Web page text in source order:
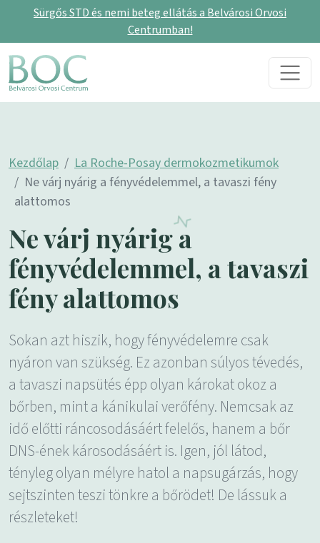
Sürgős STD és nemi beteg ellátás a Belvárosi Orvosi
Centrumban!
Skip to content
Main Navigation
Kezdőlap
La Roche-Posay dermokozmetikumok
Ne várj nyárig a fényvédelemmel, a tavaszi fény
alattomos
Ne várj nyárig a
fényvédelemmel, a tavaszi
fény alattomos
Sokan azt hiszik, hogy fényvédelemre csak
nyáron van szükség. Ez azonban súlyos tévedés,
a tavaszi napsütés épp olyan károkat okoz a
bőrben, mint a kánikulai verőfény. Nemcsak az
idő előtti ráncosodásáért felelős, hanem a bőr
DNS-ének károsodásáért is. Igen, jól látod,
tényleg olyan mélyre hatol a napsugárzás, hogy
sejtszinten teszi tönkre a bőrödet! De lássuk a
részleteket!